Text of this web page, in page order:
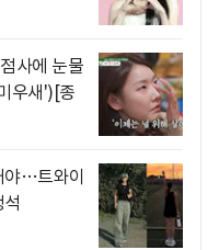
사에 눈물
우새')[종
야…트와이